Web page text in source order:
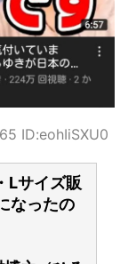
ID:eohIiSXU0
Lサイズ販
なったの